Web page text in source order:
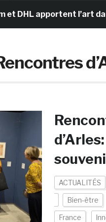
apportent l’art dans
ACTUALITÉS
Bien-être
France